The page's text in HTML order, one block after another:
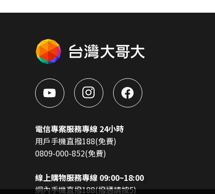
電信專案服務專線 24小時
用戶手機直撥188(免費)
0809-000-852(免費)
線上購物服務專線 09:00~18:00
網內手機直撥188(撥通請按5)